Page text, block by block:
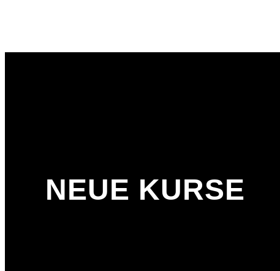
NEUE KURSE